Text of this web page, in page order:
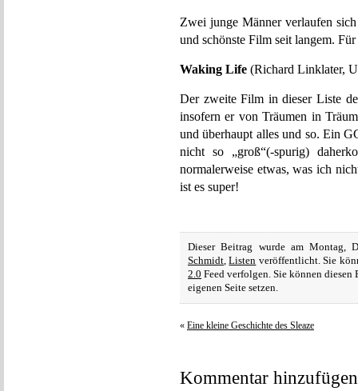
Zwei junge Männer verlaufen
und schönste Film seit langem.
Waking Life (Richard Linklater,
Der zweite Film in dieser Liste
insofern er von Träumen in
und überhaupt alles und so. Ein
nicht so „groß“(-spurig)
normalerweise etwas, was ich
ist es super!
Dieser Beitrag wurde am Montag,
Schmidt,Listen veröffentlicht. Sie
2.0 Feed verfolgen. Sie können diesen
eigenen Seite setzen.
« Eine kleine Geschichte des Sleaze
Kommentar hinzufügen